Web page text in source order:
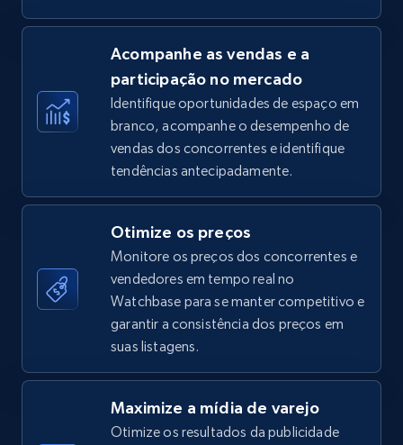
5.6K+ 876+ Comece agora
TikTok Shop
URL, Title, Available, Description, Currency, Initial
price, Final price, Discount percent, and more.
5.4K+ 668+ Comece agora
TikTok Shop - category
URL, Title, Available, Description, Currency, Initial
price, Final price, Discount percent, and more.
Acompanhe as vendas e a
participação no mercado
Identifique oportunidades de espaço em
branco, acompanhe o desempenho de
vendas dos concorrentes e identifique
tendências antecipadamente.
Otimize os preços
Monitore os preços dos concorrentes e
vendedores em tempo real no
Watchbase para se manter competitivo e
garantir a consistência dos preços em
suas listagens.
Maximize a mídia de varejo
Otimize os resultados da publicidade